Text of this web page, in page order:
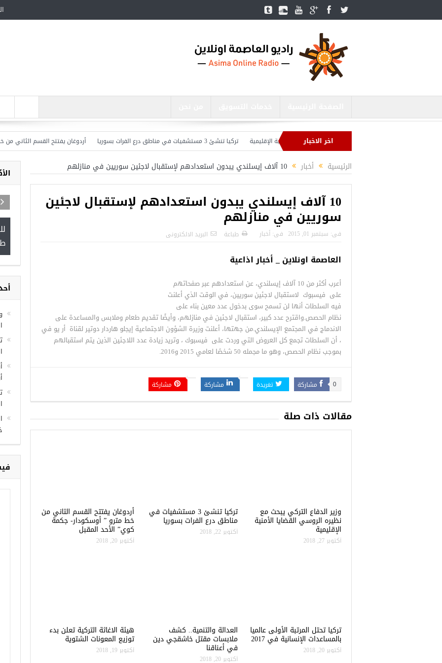
اخر الاخبار
وزير الدفاع التركي يبحث مع نظيره الروسي القضايا الأمنية الإقليمية تركيا تنشئ 3 مستشفيات في مناطق درع الفرات بسوريا
أردوغان يفتتح القسم الثاني من خط
تركيا بصدد إنهاء الاستعدادات لشنّ عملية جديدة في سوريا.. وأردوغان يحذّر
الرئيسية أخبار 10 آلاف إيسلندي يبدون استعدادهم لإستقبال لاجئين سوريين في منازلهم
10 آلاف إيسلندي يبدون استعدادهم لإستقبال لاجئين
سوريين في منازلهم
فى: سبتمبر 01, 2015 فى: أخبار طباعة البريد الالكترونى
العاصمة اونلاين _ أخبار اذاعية
أعرب أكثر من 10 آلاف إيسلندي، عن استعدادهم عبر صفحاتهم
على فيسبوك لاستقبال لاجئين سوريين، في الوقت الذي أعلنت
فيه السلطات أنها لن تسمح سوى بدخول عدد معين بناء على
نظام الحصص.واقترح عدد كبير، استقبال لاجئين في منازلهم، وأيضًا تقديم طعام وملابس والمساعدة على
الاندماج في المجتمع الإيسلندي.من جهتها، أعلنت وزيرة الشؤون الاجتماعية إيجلو هاردار دوتير لقناة أر يو في
، أن السلطات تجمع كل العروض التي وردت على فيسبوك ، وتريد زيادة عدد اللاجئين الذين يتم استقبالهم
بموجب نظام الحصص، وهو ما مجمله 50 شخصًا لعامي 2015 و2016.
مشاركة 0 تغريدة مشاركة مشاركة
مقالات ذات صلة
وزير الدفاع التركي يبحث مع
نظيره الروسي القضايا الأمنية
الإقليمية
أكتوبر 27, 2018
تركيا تنشئ 3 مستشفيات في
مناطق درع الفرات بسوريا
أكتوبر 22, 2018
أردوغان يفتتح القسم الثاني من
خط مترو ” أوسكودار- جكمة
كوي” الأحد المقبل
أكتوبر 20, 2018
تركيا تحتل المرتبة الأولى عالميا
بالمساعدات الإنسانية في 2017
أكتوبر 20, 2018
العدالة والتنمية.. كشف
ملابسات مقتل خاشقجي دين
في أعناقنا
أكتوبر 20, 2018
هيئة الاغاثة التركية تعلن بدء
توزيع المعونات الشتوية
أكتوبر 19, 2018
أجمل عشرة مساجد في تركيا
“شاهد بالصور”
رسائل تحذيرية من الشرطة التركية